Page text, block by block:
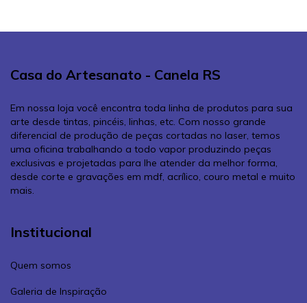
Casa do Artesanato - Canela RS
Em nossa loja você encontra toda linha de produtos para sua
arte desde tintas, pincéis, linhas, etc. Com nosso grande
diferencial de produção de peças cortadas no laser, temos
uma oficina trabalhando a todo vapor produzindo peças
exclusivas e projetadas para lhe atender da melhor forma,
desde corte e gravações em mdf, acrílico, couro metal e muito
mais.
Institucional
Quem somos
Galeria de Inspiração